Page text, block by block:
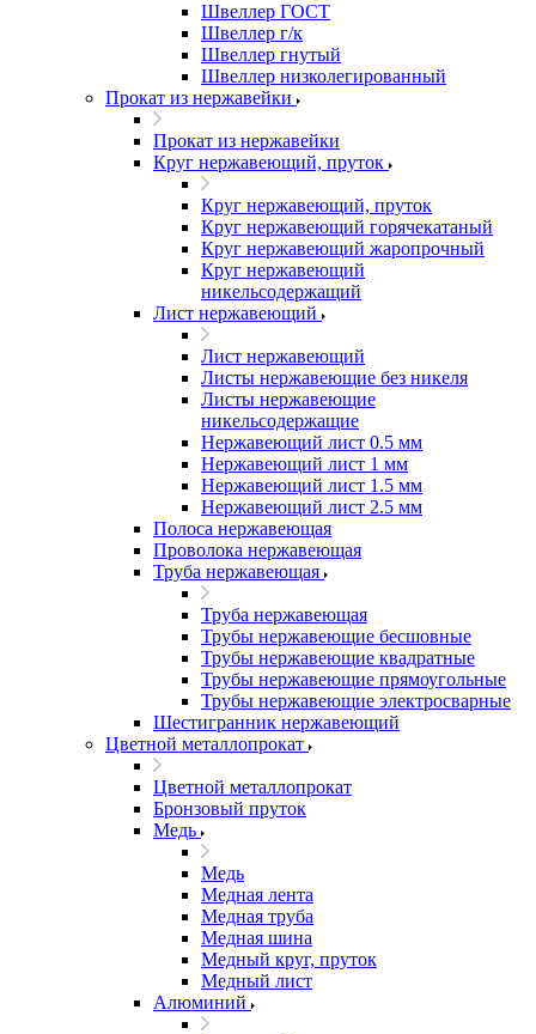
Швеллер ГОСТ
Швеллер г/к
Швеллер гнутый
Швеллер низколегированный
Прокат из нержавейки
Прокат из нержавейки
Круг нержавеющий, пруток
Круг нержавеющий, пруток
Круг нержавеющий горячекатаный
Круг нержавеющий жаропрочный
Круг нержавеющий
никельсодержащий
Лист нержавеющий
Лист нержавеющий
Листы нержавеющие без никеля
Листы нержавеющие
никельсодержащие
Нержавеющий лист 0.5 мм
Нержавеющий лист 1 мм
Нержавеющий лист 1.5 мм
Нержавеющий лист 2.5 мм
Полоса нержавеющая
Проволока нержавеющая
Труба нержавеющая
Труба нержавеющая
Трубы нержавеющие бесшовные
Трубы нержавеющие квадратные
Трубы нержавеющие прямоугольные
Трубы нержавеющие электросварные
Шестигранник нержавеющий
Цветной металлопрокат
Цветной металлопрокат
Бронзовый пруток
Медь
Медь
Медная лента
Медная труба
Медная шина
Медный круг, пруток
Медный лист
Алюминий